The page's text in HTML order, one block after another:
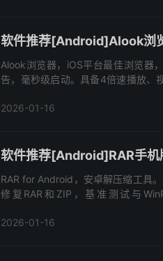
软件推荐[Android]Alook浏
Alook浏览器，iOS平台最佳浏览器
告，毫秒级启动。具备4倍速播放、
2026-01-16
软件推荐[Android]RAR手机
RAR for Android，安卓解压缩工具
修复RAR和ZIP，基准测试与
2026-01-16